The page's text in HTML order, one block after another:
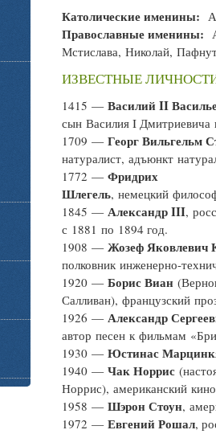
Католические именины:
Православные именины:
Мстислава, Николай,
ИЗВЕСТНЫЕ
1415 —Василий II
сын Василия I
1709 —Георг Вильгельм
натуралист, адъюнкт
1772 —Фридрих
Шлегель, немецкий
1845 —Александр III,
с 1881 по 1894 год.
1908 —Жозеф Яковлевич
полковник инженерно-
1920 —Борис Виан
Салливан), французский
1926 —Александр
автор песен к фильмам
1930 —Юстинас
1940 —Чак Норрис
Норрис), американский
1958 —Шэрон Стоун,
1972 —Евгений Рошал,